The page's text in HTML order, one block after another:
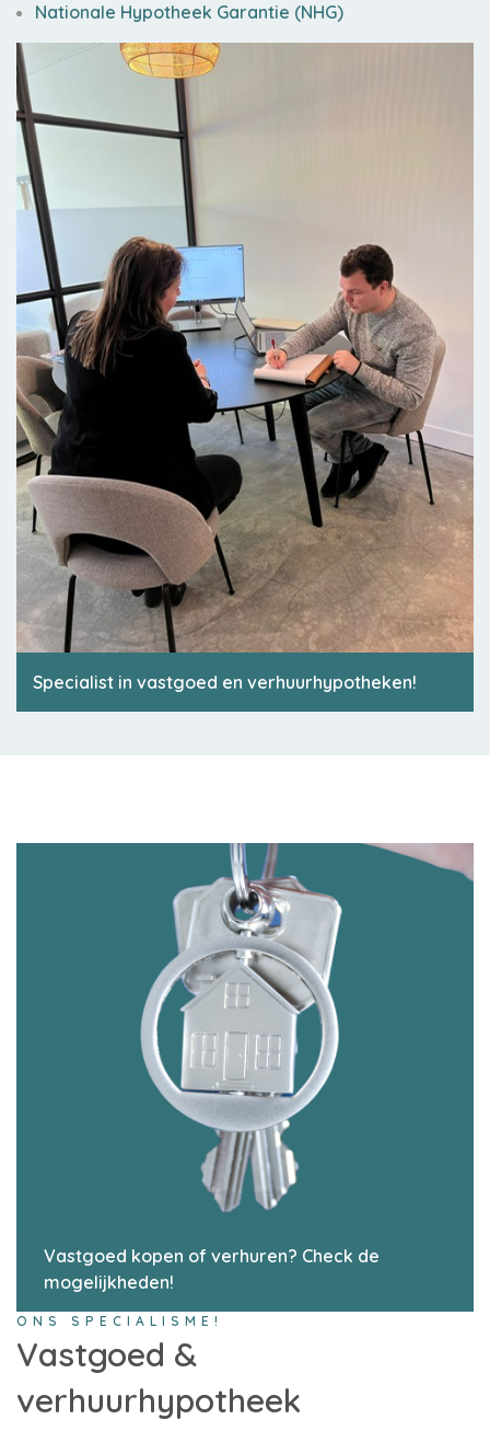
Nationale Hypotheek Garantie (NHG)
Specialist in vastgoed en verhuurhypotheken!
Vastgoed kopen of verhuren? Check de
mogelijkheden!
Vastgoed &
verhuurhypotheek
ONS SPECIALISME!